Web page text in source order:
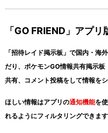
「GO FRIEND」アプリ
「招待レイド掲示板」で国内・海
だり、ポケモンGO情報共有掲示
共有、コメント投稿をして情報を
ほしい情報はアプリの通知機能を
れるようにフィルタリングできます